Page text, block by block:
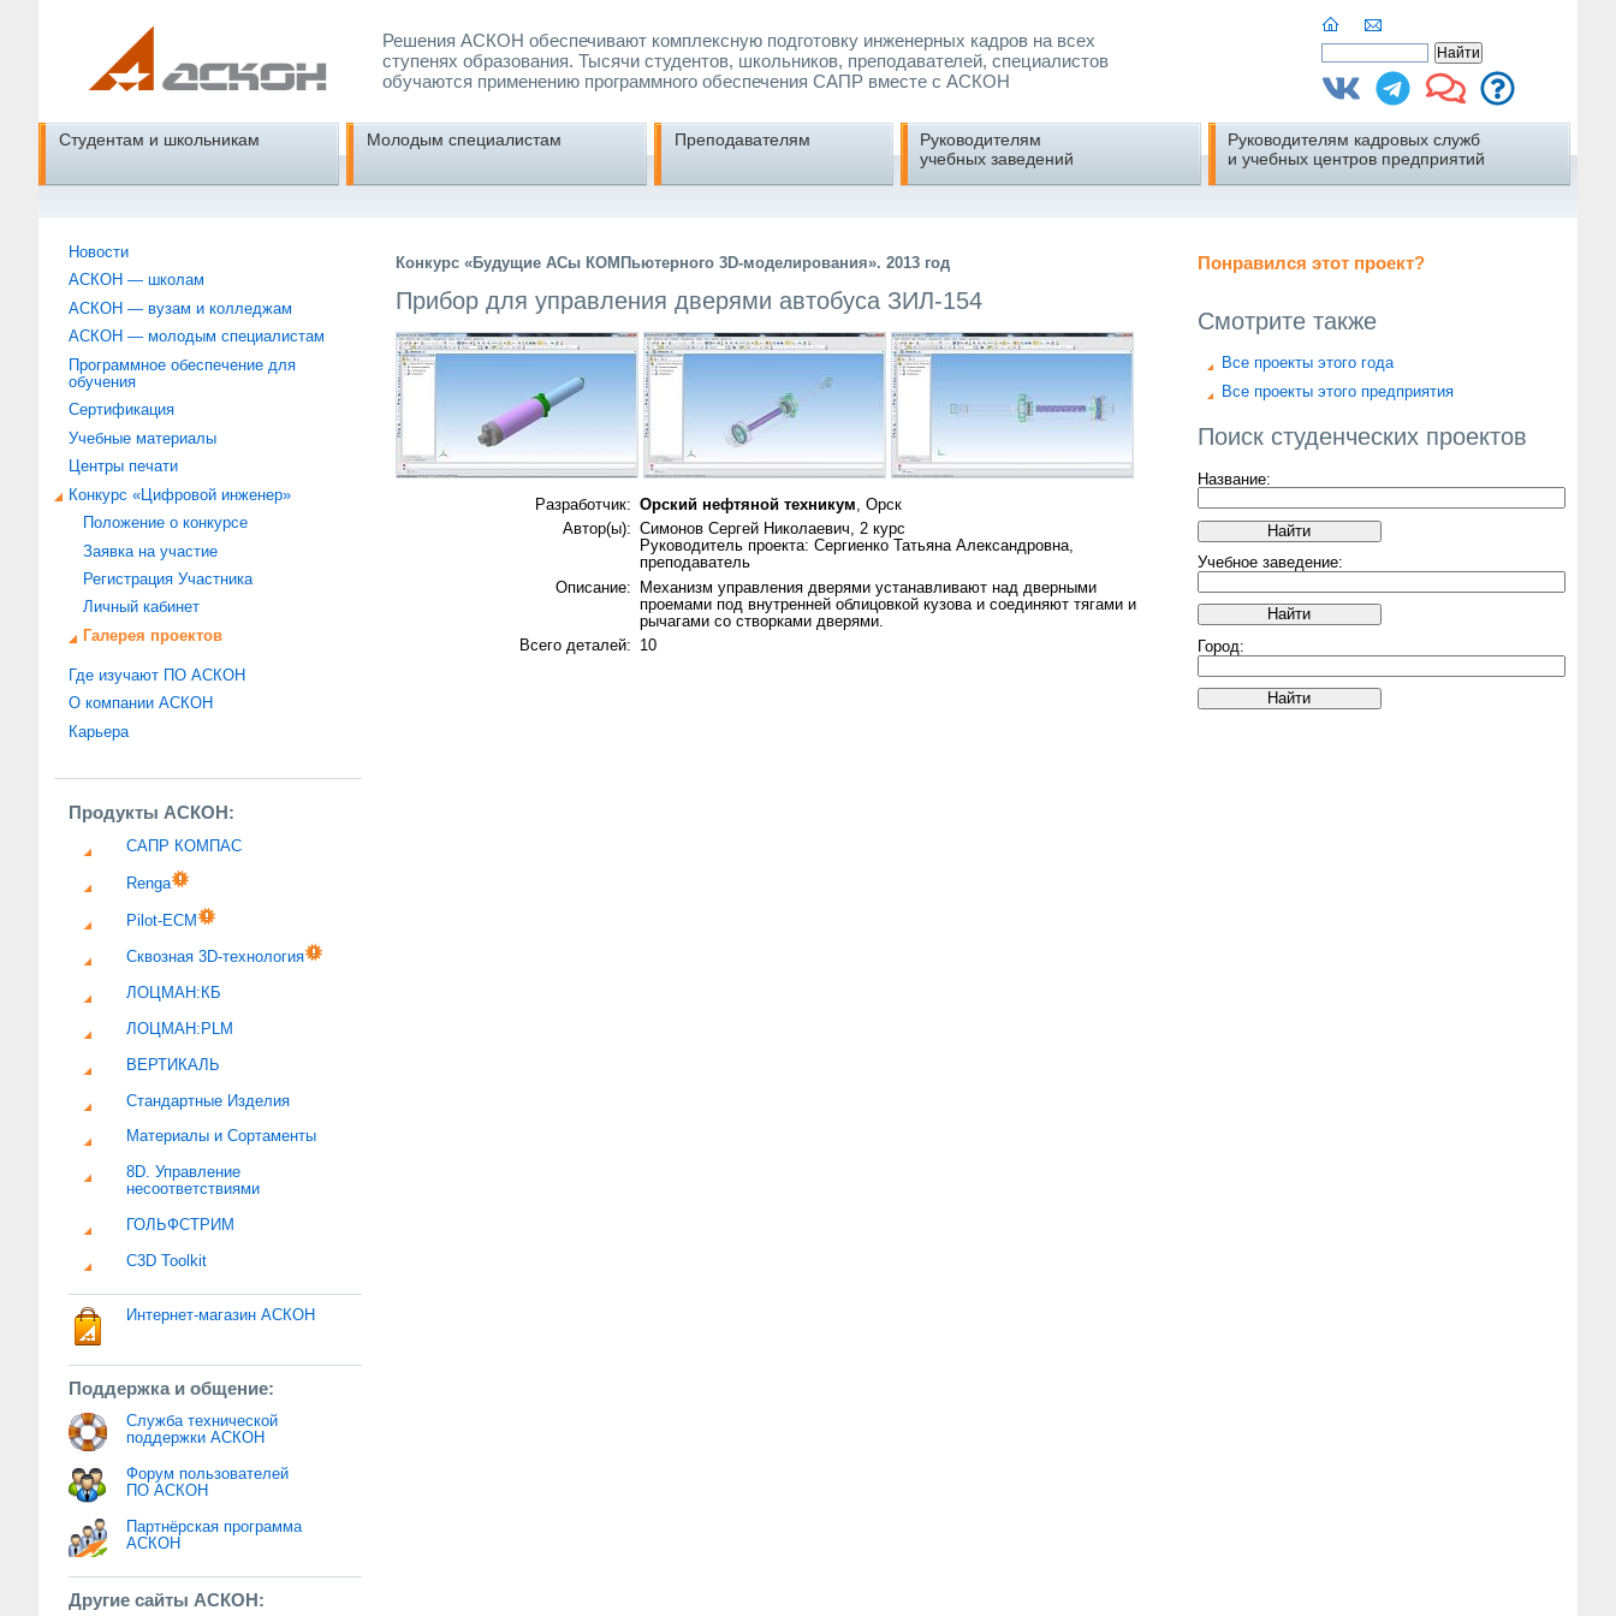
Решения АСКОН обеспечивают комплексную подготовку инженерных кадров на всех
ступенях образования. Тысячи студентов, школьников, преподавателей, специалистов
обучаются применению программного обеспечения САПР вместе с АСКОН
Студентам и школьникам Молодым специалистам Преподавателям
Руководителям
учебных заведений
Руководителям кадровых служб
и учебных центров предприятий
Новости
АСКОН — школам
АСКОН — вузам и колледжам
АСКОН — молодым специалистам
Программное обеспечение для
обучения
Сертификация
Учебные материалы
Центры печати
Конкурс «Цифровой инженер»
Положение о конкурсе
Заявка на участие
Регистрация Участника
Личный кабинет
Галерея проектов
Где изучают ПО АСКОН
О компании АСКОН
Карьера
Продукты АСКОН:
САПР КОМПАС
Renga
Pilot-ECM
Сквозная 3D-технология
ЛОЦМАН:КБ
ЛОЦМАН:PLM
ВЕРТИКАЛЬ
Стандартные Изделия
Материалы и Сортаменты
8D. Управление
несоответствиями
ГОЛЬФСТРИМ
C3D Toolkit
Интернет-магазин АСКОН
Поддержка и общение:
Служба технической
поддержки АСКОН
Форум пользователей
ПО АСКОН
Партнёрская программа
АСКОН
Другие сайты АСКОН:
Понравился этот проект?
Смотрите также
Все проекты этого года
Все проекты этого предприятия
Поиск студенческих проектов
Название:
Учебное заведение:
Город:
Конкурс «Будущие АСы КОМПьютерного 3D-моделирования». 2013 год
Прибор для управления дверями автобуса ЗИЛ-154
Разработчик: Орский нефтяной техникум, Орск
Автор(ы): Симонов Сергей Николаевич, 2 курс
Руководитель проекта: Сергиенко Татьяна Александровна,
преподаватель
Описание:
Механизм управления дверями устанавливают над дверными
проемами под внутренней облицовкой кузова и соединяют тягами и
рычагами со створками дверями.
Всего деталей:
10